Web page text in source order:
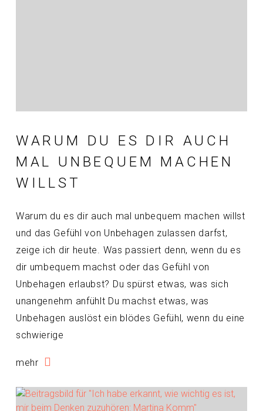
WARUM DU ES DIR AUCH
MAL UNBEQUEM MACHEN
WILLST
Warum du es dir auch mal unbequem machen willst
und das Gefühl von Unbehagen zulassen darfst,
zeige ich dir heute. Was passiert denn, wenn du es
dir umbequem machst oder das Gefühl von
Unbehagen erlaubst? Du spürst etwas, was sich
unangenehm anfühlt Du machst etwas, was
Unbehagen auslöst ein blödes Gefühl, wenn du eine
schwierige
mehr